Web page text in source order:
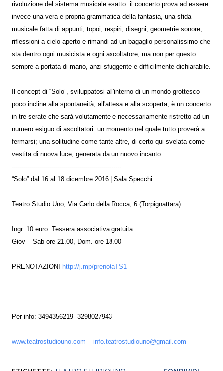
rivoluzione del sistema musicale esatto: il concerto prova ad essere
invece una vera e propria grammatica della fantasia, una sfida
musicale fatta di appunti, topoi, respiri, disegni, geometrie sonore,
riflessioni a cielo aperto e rimandi ad un bagaglio personalissimo che
sta dentro ogni musicista e ogni ascoltatore, ma non per questo
sempre a portata di mano, anzi sfuggente e difficilmente dichiarabile.
Il concept di “Solo”, sviluppatosi all'interno di un mondo grottesco
poco incline alla spontaneità, all'attesa e alla scoperta, è un concerto
in tre serate che sarà volutamente e necessariamente ristretto ad un
numero esiguo di ascoltatori: un momento nel quale tutto proverà a
fermarsi; una solitudine come tante altre, di certo qui svelata come
vestita di nuova luce, generata da un nuovo incanto.
-------------------------------------------------------
“Solo” dal 16 al 18 dicembre 2016 | Sala Specchi
Teatro Studio Uno, Via Carlo della Rocca, 6 (Torpignattara).
Ingr. 10 euro. Tessera associativa gratuita
Giov – Sab ore 21.00, Dom. ore 18.00
PRENOTAZIONI http://j.mp/prenotaTS1
Per info: 3494356219- 3298027943
www.teatrostudiouno.com – info.teatrostudiouno@gmail.com